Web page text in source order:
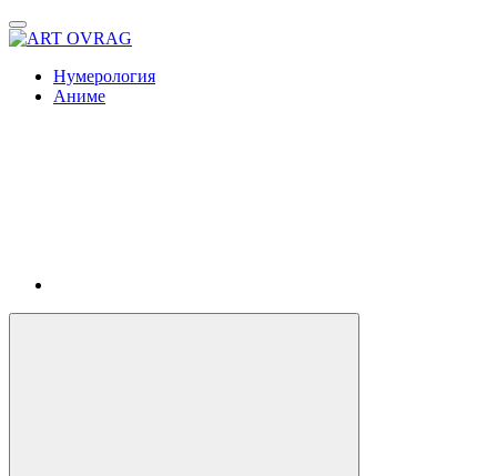
Нумерология
Аниме